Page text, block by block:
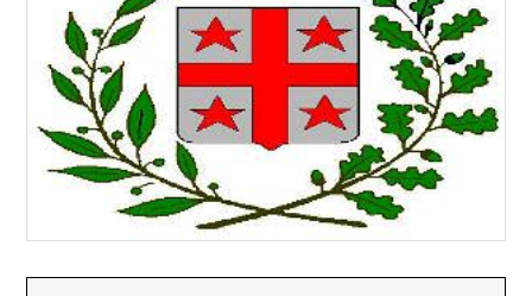
Omnitec
Certificazioni
Normative
Fiere
Referenze
Download